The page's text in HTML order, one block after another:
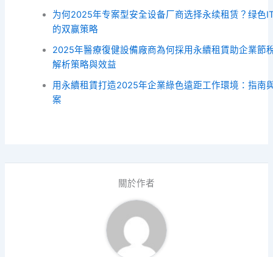
为何2025年专案型安全设备厂商选择永续租赁？绿色
的双赢策略
2025年醫療復健設備廠商為何採用永續租賃助企業節
解析策略與效益
用永續租賃打造2025年企業綠色遠距工作環境：指南
案
關於作者